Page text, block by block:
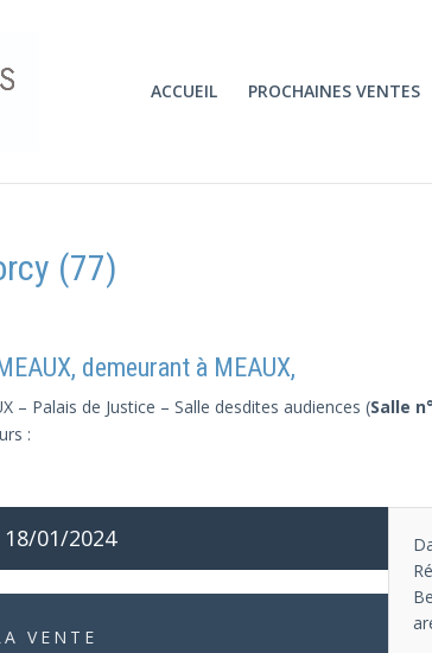
ACCUEIL PROCHAINES VENTES
(77)
demeurant à MEAUX,
– Palais de Justice – Salle desdites audiences (Salle
:
18/01/2024
VENTE